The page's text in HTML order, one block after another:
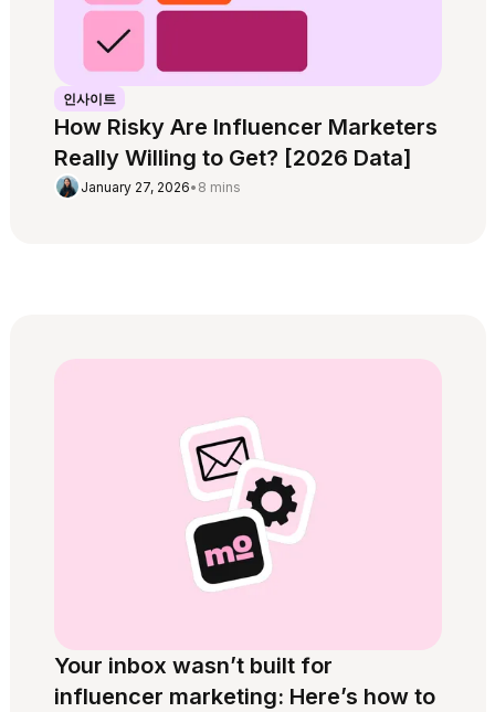
인사이트
How Risky Are Influencer Marketers
Really Willing to Get? [2026 Data]
January 27, 2026• 8 mins
Your inbox wasn’t built for
influencer marketing: Here’s how to